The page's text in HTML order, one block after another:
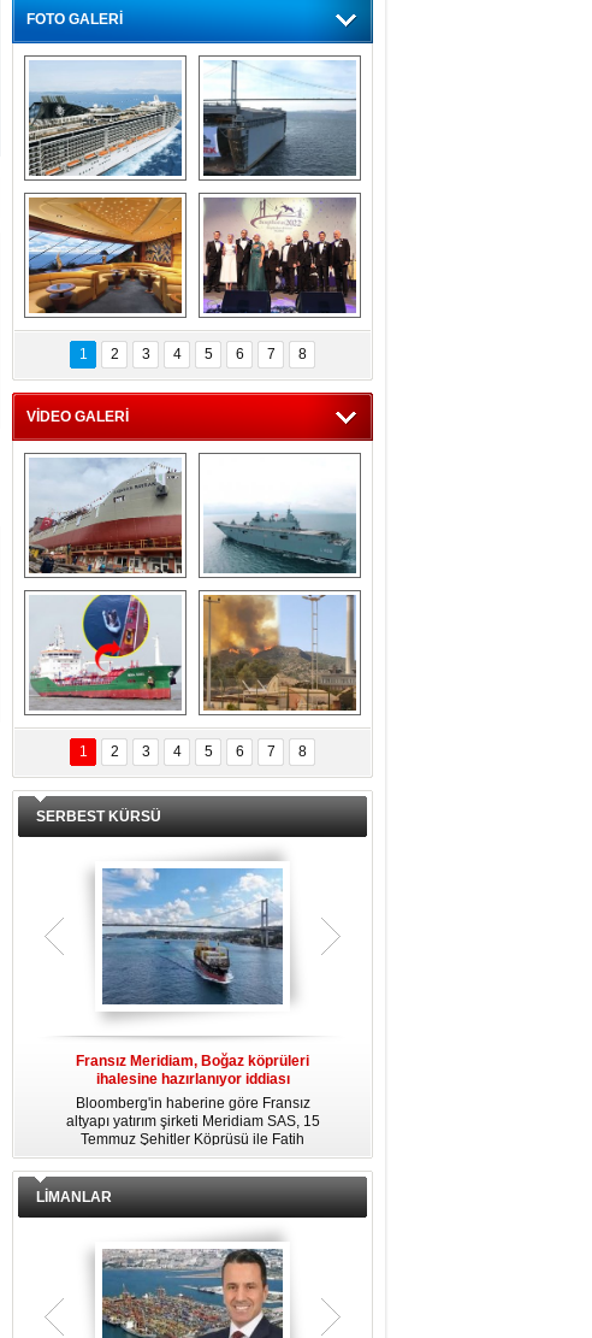
FOTO GALERİ
“Gemi içinde gemi”
konsepti ile MSC
Splendida
Dünyada tek!
Denizaltı yüzer
havuzu intikal
seyrine başladı
MSC'den 55 milyon
euroluk turizm geliri
müjdesi
5. Bosphorus Ship
Brokers Dinner,
İstanbul’da yapıldı
1 2 3 4 5 6 7 8
VİDEO GALERİ
Çeksan Tersanesi,
Başaran Bayrak
tankerini suya
indirdi
TCG Anadolu,
tersane teknik
seyrini tamamladı
Göçmenlerin
imdadına Türk
sahipli MINA DENIZ
yetişti
Milas’taki yangın
yeniden termik
santrallere doğru
ilerliyor
1 2 3 4 5 6 7 8
SERBEST KÜRSÜ
Fransız Meridiam, Boğaz köprüleri
ihalesine hazırlanıyor iddiası
Bloomberg'in haberine göre Fransız
altyapı yatırım şirketi Meridiam SAS, 15
Temmuz Şehitler Köprüsü ile Fatih
Sultan Mehmet Köprüsü'nün
özelleştirilmesine yönelik ihaleyle
zamanda kendi yat limanı, helikopter
pisti ve seçkin villaları da içeren koca
LİMANLAR